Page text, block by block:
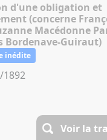
d'une obligation et
(concerne
Macédonne
Bordenave-Guiraut)
inédite
1892
Voir la